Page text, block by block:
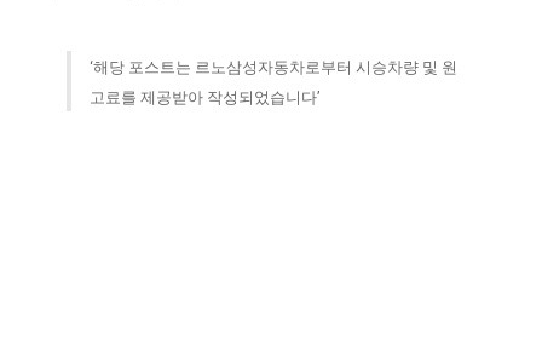
‘해당 포스트는 르노삼성자동차로부터 시승차량 및 원
고료를 제공받아 작성되었습니다’